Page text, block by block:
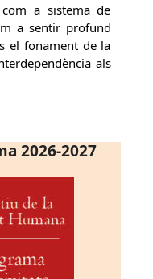
a sistema de
a sentir profund
el fonament de la
als
2026-2027